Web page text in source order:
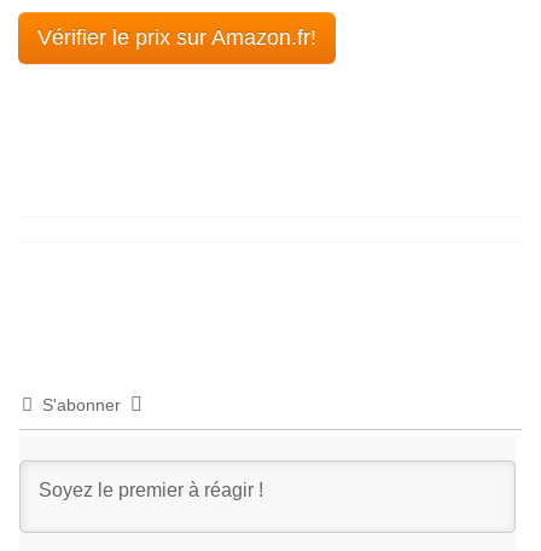
Vérifier le prix sur Amazon.fr!
S'abonner